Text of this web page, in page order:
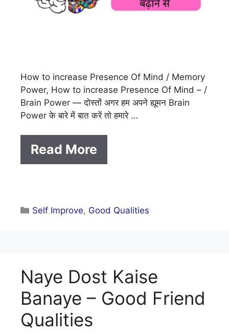
How to increase Presence Of Mind / Memory
Power, How to increase Presence Of Mind – /
Brain Power — दोस्तों अगर हम अपने ह्यूमन Brain
Power के बारे में बात करें तो हमारे …
Read More
Categories
Self Improve, Good Qualities
Naye Dost Kaise
Banaye – Good Friend
Qualities